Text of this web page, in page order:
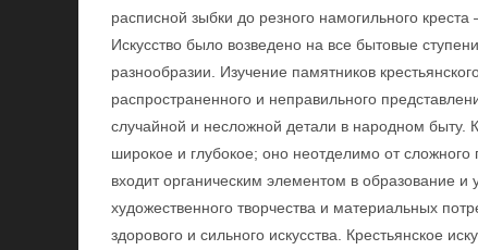
расписной зыбки до резного намогильного
Искусство было возведено на все бытовые
разнообразии. Изучение памятников
распространенного и неправильного
случайной и несложной детали в народном быту.
широкое и глубокое; оно неотделимо от
входит органическим элементом в образование
художественного творчества и материальных
здорового и сильного искусства. Крестьянское